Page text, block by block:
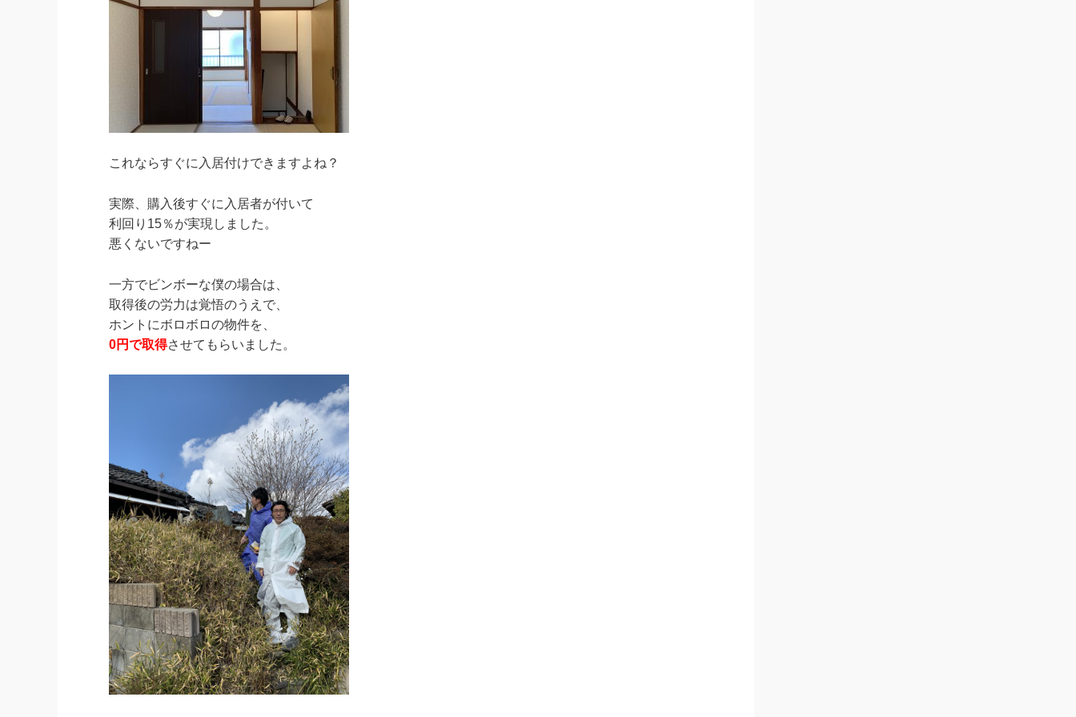
これならすぐに入居付けできますよね？
実際、購入後すぐに入居者が付いて
利回り15％が実現しました。
悪くないですねー
一方でビンボーな僕の場合は、
取得後の労力は覚悟のうえで、
ホントにボロボロの物件を、
0円で取得させてもらいました。